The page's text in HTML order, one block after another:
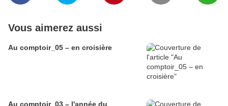
Vous aimerez aussi
Au comptoir_05 – en croisière
Au comptoir_03 – l'année du